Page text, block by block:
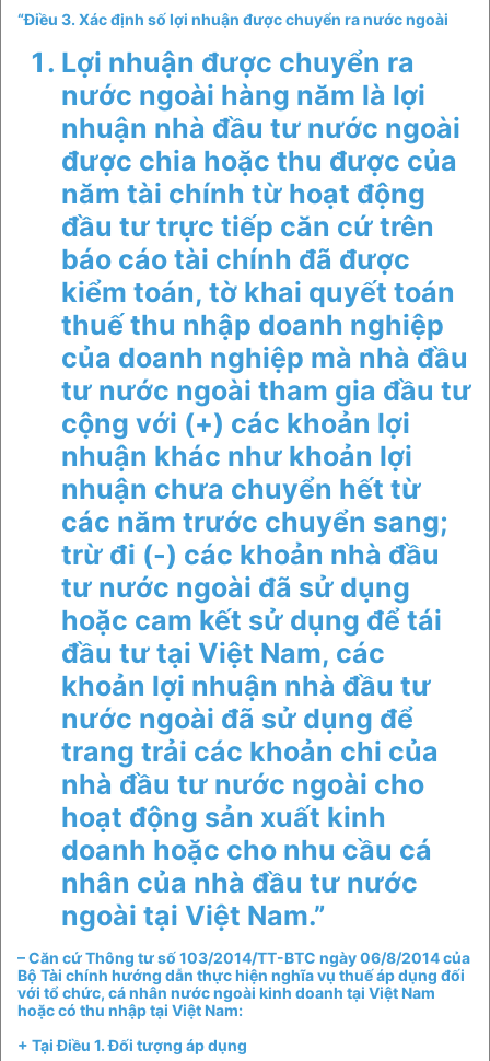
“Điều 3. Xác định số lợi nhuận được chuyển ra nước ngoài
Lợi nhuận được chuyển ra
nước ngoài hàng năm là lợi
nhuận nhà đầu tư nước ngoài
được chia hoặc thu được của
năm tài chính từ hoạt động
đầu tư trực tiếp căn cứ trên
báo cáo tài chính đã được
kiểm toán, tờ khai quyết toán
thuế thu nhập doanh nghiệp
của doanh nghiệp mà nhà đầu
tư nước ngoài tham gia đầu tư
cộng với (+) các khoản lợi
nhuận khác như khoản lợi
nhuận chưa chuyển hết từ
các năm trước chuyển sang;
trừ đi (-) các khoản nhà đầu
tư nước ngoài đã sử dụng
hoặc cam kết sử dụng để tái
đầu tư tại Việt Nam, các
khoản lợi nhuận nhà đầu tư
nước ngoài đã sử dụng để
trang trải các khoản chi của
nhà đầu tư nước ngoài cho
hoạt động sản xuất kinh
doanh hoặc cho nhu cầu cá
nhân của nhà đầu tư nước
ngoài tại Việt Nam.”
– Căn cứ Thông tư số 103/2014/TT-BTC ngày 06/8/2014 của
Bộ Tài chính hướng dẫn thực hiện nghĩa vụ thuế áp dụng đối
với tổ chức, cá nhân nước ngoài kinh doanh tại Việt Nam
hoặc có thu nhập tại Việt Nam:
+ Tại Điều 1. Đối tượng áp dụng